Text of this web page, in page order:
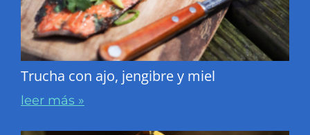
Trucha con ajo, jengibre y miel
leer más »